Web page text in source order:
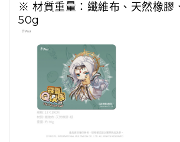
※ 材質重量：纖維布、天然橡膠
50g